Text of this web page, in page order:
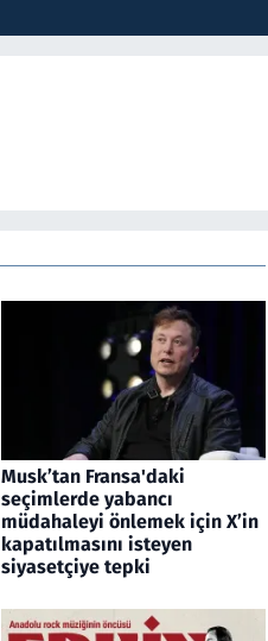
Musk’tan Fransa'daki
seçimlerde yabancı
müdahaleyi önlemek için X’in
kapatılmasını isteyen
siyasetçiye tepki